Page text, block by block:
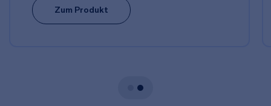
Zum Produkt